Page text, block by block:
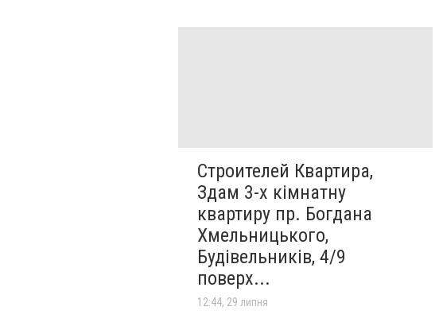
Строителей Квартира,
Здам 3-х кімнатну
квартиру пр. Богдана
Хмельницького,
Будівельників, 4/9
поверх...
12:44, 29 липня